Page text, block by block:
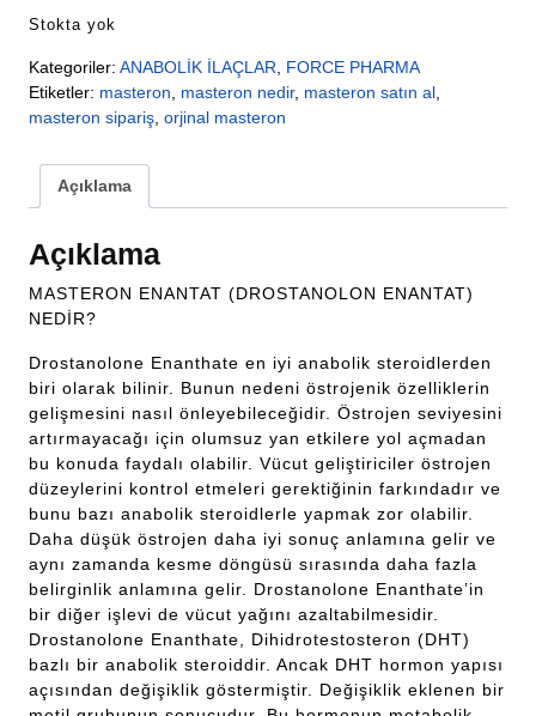
Stokta yok
Kategoriler: ANABOLİK İLAÇLAR
FORCE PHARMA
Etiketler: masteron masteron nedir, masteron satın al
masteron sipariş orjinal masteron
Açıklama
Açıklama
MASTERON ENANTAT (DROSTANOLON ENANTAT)
NEDİR?
Drostanolone Enanthate en iyi anabolik steroidlerden
biri olarak bilinir. Bunun nedeni östrojenik özelliklerin
gelişmesini nasıl önleyebileceğidir. Östrojen seviyesini
artırmayacağı için olumsuz yan etkilere yol açmadan
bu konuda faydalı olabilir. Vücut geliştiriciler östrojen
düzeylerini kontrol etmeleri gerektiğinin farkındadır ve
bunu bazı anabolik steroidlerle yapmak zor olabilir.
Daha düşük östrojen daha iyi sonuç anlamına gelir ve
aynı zamanda kesme döngüsü sırasında daha fazla
belirginlik anlamına gelir. Drostanolone Enanthate’in
bir diğer işlevi de vücut yağını azaltabilmesidir.
Drostanolone Enanthate, Dihidrotestosteron (DHT)
bazlı bir anabolik steroiddir. Ancak DHT hormon yapısı
açısından değişiklik göstermiştir. Değişiklik eklenen bir